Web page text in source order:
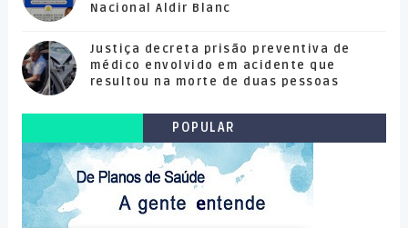
Nacional Aldir Blanc
Justiça decreta prisão preventiva de
médico envolvido em acidente que
resultou na morte de duas pessoas
POPULAR